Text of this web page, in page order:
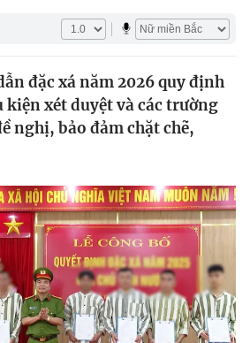
đặc xá năm 2026 quy định
xét duyệt và các trường
nghị, bảo đảm chặt chẽ,